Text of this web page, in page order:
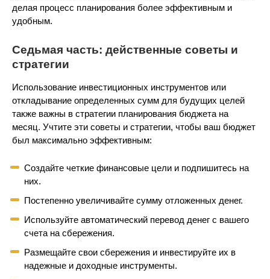
делая процесс планирования более эффективным и
удобным.
Седьмая часть: действенные советы и
стратегии
Использование инвестиционных инструментов или
откладывание определенных сумм для будущих целей
также важны в стратегии планирования бюджета на
месяц. Учтите эти советы и стратегии, чтобы ваш бюджет
был максимально эффективным:
Создайте четкие финансовые цели и подпишитесь на
них.
Постепенно увеличивайте сумму отложенных денег.
Используйте автоматический перевод денег с вашего
счета на сбережения.
Размещайте свои сбережения и инвестируйте их в
надежные и доходные инструменты.